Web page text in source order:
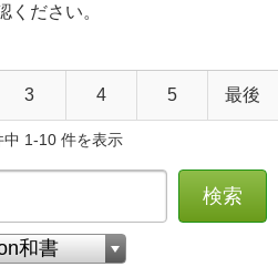
ください。
3 4 5 最後
中 1-10 件を表示
検索